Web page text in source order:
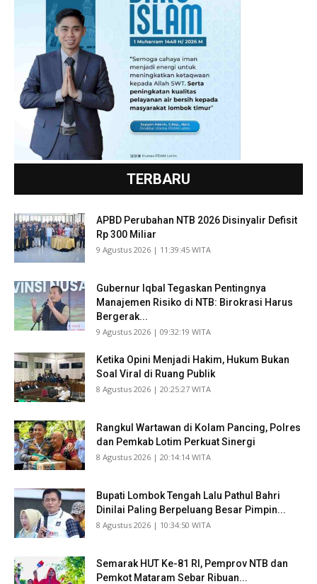
TERBARU
APBD Perubahan NTB 2026 Disinyalir Defisit
Rp 300 Miliar
​9 Agustus 2026 | 11:39:45 WITA
Gubernur Iqbal Tegaskan Pentingnya
Manajemen Risiko di NTB: Birokrasi Harus
Bergerak...
​9 Agustus 2026 | 09:32:19 WITA
Ketika Opini Menjadi Hakim, Hukum Bukan
Soal Viral di Ruang Publik
​8 Agustus 2026 | 20:25:27 WITA
Rangkul Wartawan di Kolam Pancing, Polres
dan Pemkab Lotim Perkuat Sinergi
​8 Agustus 2026 | 20:14:14 WITA
Bupati Lombok Tengah Lalu Pathul Bahri
Dinilai Paling Berpeluang Besar Pimpin...
​8 Agustus 2026 | 10:34:50 WITA
Semarak HUT Ke-81 RI, Pemprov NTB dan
Pemkot Mataram Sebar Ribuan...